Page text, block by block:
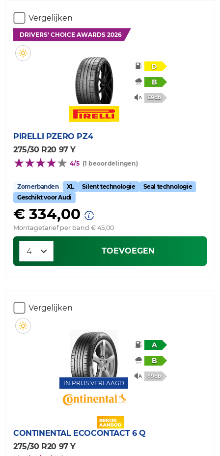
Vergelijken
DRIVERS' CHOICE AWARDS 2026
D
B
69db
PIRELLI PZERO PZ4
275/30 R20 97 Y
4/5 (1 beoordelingen)
Zomerbanden XL Silent technologie
Seal technologie
Geschikt voor Audi
€ 334,00
Montagetarief per band € 45,00
TOEVOEGEN
Vergelijken
IN PRIJS VERLAAGD
A
B
69db
CONTINENTAL ECOCONTACT 6 Q
275/30 R20 97 Y